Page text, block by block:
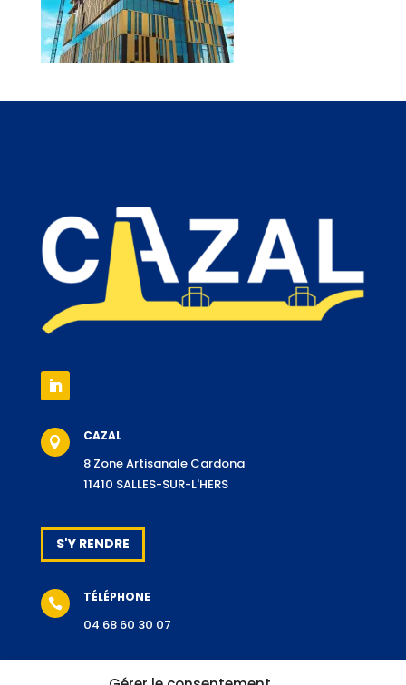
 CAZAL
8 Zone Artisanale Cardona
11410 SALLES-SUR-L'HERS
S'Y RENDRE
 TÉLÉPHONE
04 68 60 30 07